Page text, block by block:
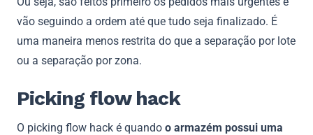
vão seguindo a ordem até que tudo seja finalizado. É
uma maneira menos restrita do que a separação por lote
ou a separação por zona.
Picking flow hack
O picking flow hack é quando o armazém possui uma